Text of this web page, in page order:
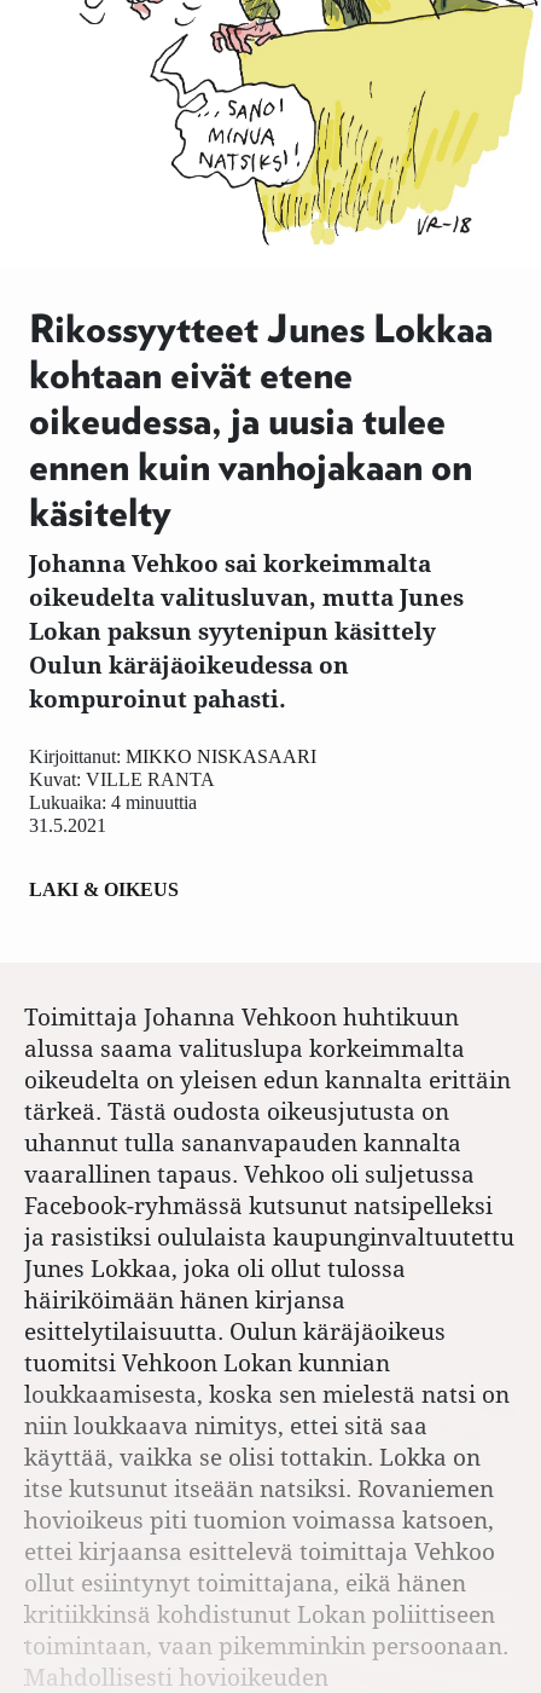
Rikossyytteet Junes Lokkaa
kohtaan eivät etene
oikeudessa, ja uusia tulee
ennen kuin vanhojakaan on
käsitelty
Johanna Vehkoo sai korkeimmalta
oikeudelta valitusluvan, mutta Junes
Lokan paksun syytenipun käsittely
Oulun käräjäoikeudessa on
kompuroinut pahasti.
31.5.2021
Kirjoittanut: MIKKO NISKASAARI
Kuvat: VILLE RANTA
Lukuaika: 4 minuuttia
LAKI & OIKEUS
Toimittaja Johanna Vehkoon huhtikuun
alussa saama valituslupa korkeimmalta
oikeudelta on yleisen edun kannalta erittäin
tärkeä. Tästä oudosta oikeusjutusta on
uhannut tulla sananvapauden kannalta
vaarallinen tapaus. Vehkoo oli suljetussa
Facebook-ryhmässä kutsunut natsipelleksi
ja rasistiksi oululaista kaupunginvaltuutettu
Junes Lokkaa, joka oli ollut tulossa
häiriköimään hänen kirjansa
esittelytilaisuutta. Oulun käräjäoikeus
tuomitsi Vehkoon Lokan kunnian
loukkaamisesta, koska sen mielestä natsi on
niin loukkaava nimitys, ettei sitä saa
käyttää, vaikka se olisi tottakin. Lokka on
itse kutsunut itseään natsiksi. Rovaniemen
hovioikeus piti tuomion voimassa katsoen,
ettei kirjaansa esittelevä toimittaja Vehkoo
ollut esiintynyt toimittajana, eikä hänen
kritiikkinsä kohdistunut Lokan poliittiseen
toimintaan, vaan pikemminkin persoonaan.
Mahdollisesti hovioikeuden